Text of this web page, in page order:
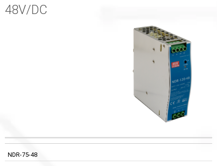
48V/DC
CODE VERSORGUNGSAUSGANG WIRKUNGSGRAD
AUSGÄNGE
NDR-75-48